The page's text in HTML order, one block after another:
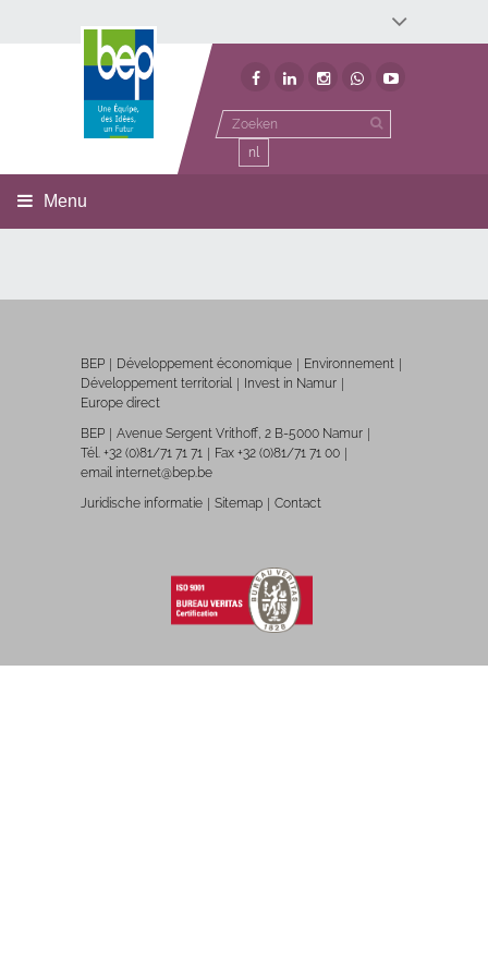
Développement économique
Développement territorial
nl
Menu
BEP Développement économique
Environnement
Développement territorial
Invest in Namur
Europe direct
BEP
Avenue Sergent Vrithoff, 2 B-5000 Namur
Tél. +32 (0)81/71 71 71
Fax +32 (0)81/71 71 00
email internet@bep.be
Juridische informatie
Sitemap Contact